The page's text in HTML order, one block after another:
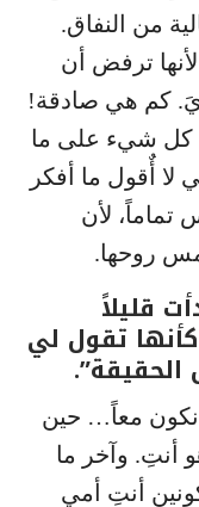
من النفاق.
لأنها ترفض أن
كم هي صادقة!
كل شيء على ما
لا أٌقول ما أفكر
تماماً، لأن
روحها.
قليلاً
تقول لي
نكون معاً… حين
أنتِ. وآخر ما
أنتِ أمي